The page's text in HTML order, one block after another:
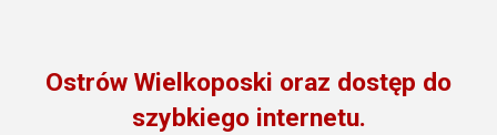
Ostrów Wielkoposki oraz dostęp do
szybkiego internetu.